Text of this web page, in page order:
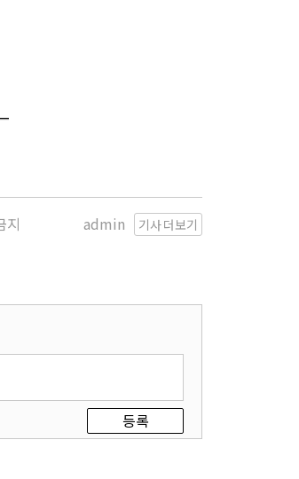
지 기사 더보기
admin
등록